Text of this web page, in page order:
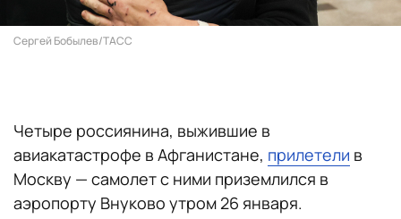
Сергей Бобылев/ТАСС
Четыре россиянина, выжившие в
авиакатастрофе в Афганистане, прилетели в
Москву — самолет с ними приземлился в
аэропорту Внуково утром 26 января.